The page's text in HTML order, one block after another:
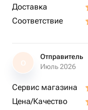
утонченной
Доставка
Соответствие
О
Отправитель
Июль 2026
Сервис магазина
Цена/Качество